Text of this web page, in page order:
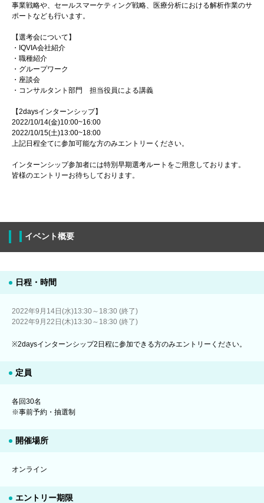
事業戦略や、セールスマーケティング戦略、医療分析における解析作業のサ
ポートなども行います。
【選考会について】
・IQVIA会社紹介
・職種紹介
・グループワーク
・座談会
・コンサルタント部門 担当役員による講義
【2daysインターンシップ】
2022/10/14(金)10:00~16:00
2022/10/15(土)13:00~18:00
上記日程全てに参加可能な方のみエントリーください。
インターンシップ参加者には特別早期選考ルートをご用意しております。
皆様のエントリーお待ちしております。
イベント概要
日程・時間
2022年9月14日(水)13:30～18:30 (終了)
2022年9月22日(木)13:30～18:30 (終了)
※2daysインターンシップ2日程に参加できる方のみエントリーください。
定員
各回30名
※事前予約・抽選制
開催場所
オンライン
エントリー期限